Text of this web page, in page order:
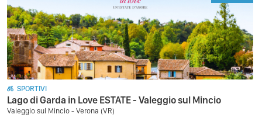
SPORTIVI
Lago di Garda in Love ESTATE - Valeggio sul Mincio
Valeggio sul Mincio - Verona (VR)